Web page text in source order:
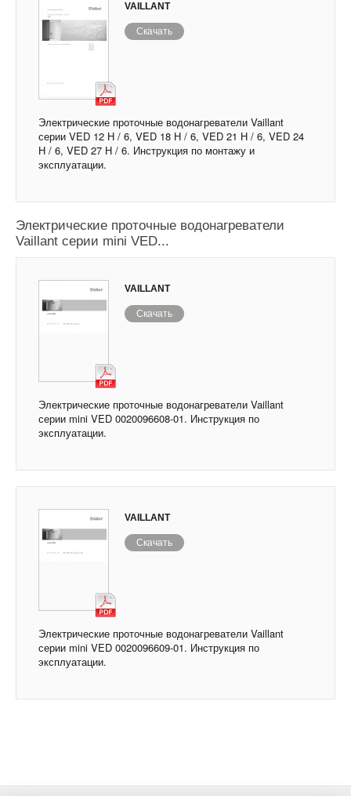
VAILLANT
Скачать
Электрические проточные водонагреватели Vaillant
серии VED 12 Н / 6, VED 18 Н / 6, VED 21 Н / 6, VED 24
Н / 6, VED 27 Н / 6. Инструкция по монтажу и
эксплуатации.
Электрические проточные водонагреватели
Vaillant серии mini VED...
VAILLANT
Скачать
Электрические проточные водонагреватели Vaillant
серии mini VED 0020096608-01. Инструкция по
эксплуатации.
VAILLANT
Скачать
Электрические проточные водонагреватели Vaillant
серии mini VED 0020096609-01. Инструкция по
эксплуатации.